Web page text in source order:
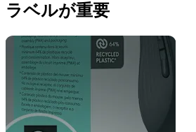
ラベルが重要